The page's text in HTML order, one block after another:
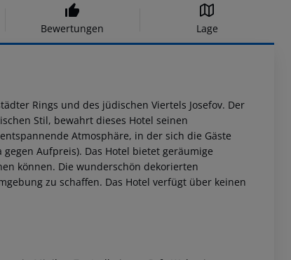
Bewertungen Lage
Rings und des jüdischen Viertels Josefov. Der
Stil, bewahrt dieses Hotel seinen
Atmosphäre, in der sich die Gäste
Aufpreis). Das Hotel bietet geräumige
können. Die wunderschön dekorierten
zu schaffen. Das Hotel verfügt über keinen